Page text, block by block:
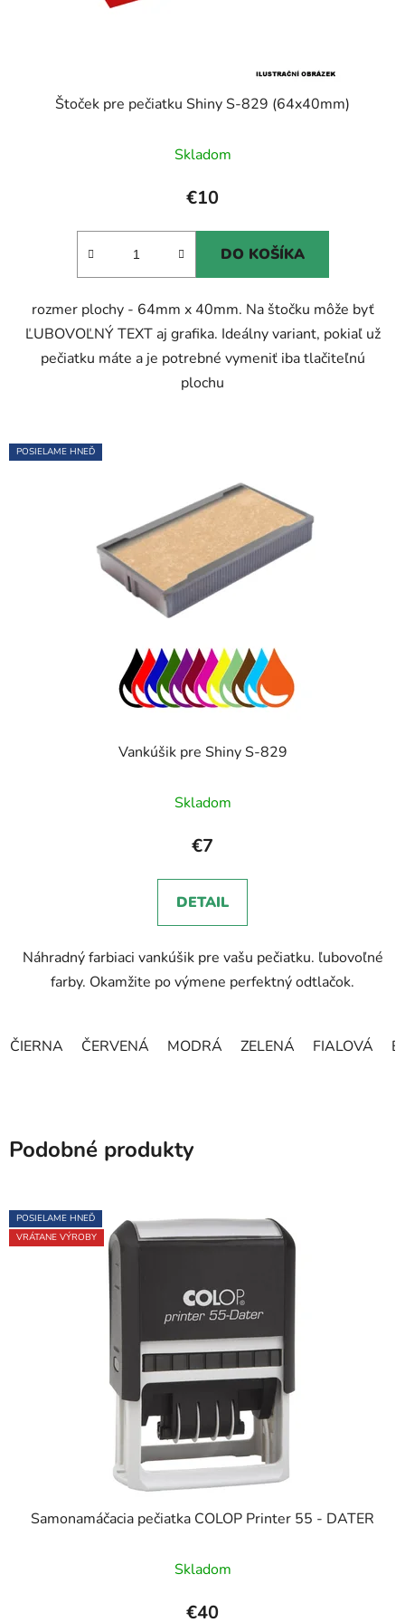
Štoček pre pečiatku Shiny S-829 (64x40mm)
Skladom
€10
DO KOŠÍKA
rozmer plochy - 64mm x 40mm. Na štočku môže byť
ĽUBOVOĽNÝ TEXT aj grafika. Ideálny variant, pokiaľ už
pečiatku máte a je potrebné vymeniť iba tlačiteľnú
plochu
POSIELAME HNEĎ
Vankúšik pre Shiny S-829
Skladom
€7
DETAIL
Náhradný farbiaci vankúšik pre vašu pečiatku. ľubovoľné
farby. Okamžite po výmene perfektný odtlačok.
ČIERNA ČERVENÁ MODRÁ ZELENÁ FIALOVÁ
Podobné produkty
POSIELAME HNEĎ
VRÁTANE VÝROBY
Samonamáčacia pečiatka COLOP Printer 55 - DATER
Skladom
€40